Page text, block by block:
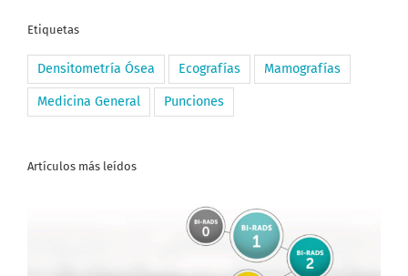
Etiquetas
Densitometría Ósea Ecografías Mamografías
Medicina General Punciones
Artículos más leídos